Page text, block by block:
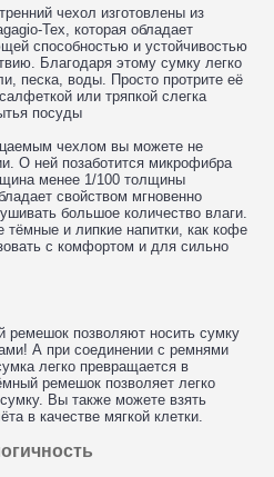
чехол изготовлены из
Tex, которая обладает
способностью и устойчивостью
Благодаря этому сумку легко
песка, воды. Просто протрите её
или тряпкой слегка
посуды
чехлом вы можете не
О ней позаботится микрофибра
менее 1/100 толщины
свойством мгновенно
большое количество влаги.
и липкие напитки, как кофе
с комфортом и для сильно
ремешок позволяют носить сумку
А при соединении с ремнями
легко превращается в
ремешок позволяет легко
Вы также можете взять
в качестве мягкой клетки.